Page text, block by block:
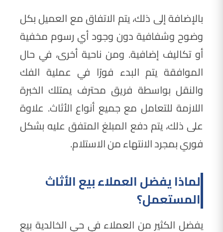
بالإضافة إلى ذلك، يتم الاتفاق مع العميل بكل
وضوح وشفافية دون وجود أي رسوم مخفية
أو تكاليف إضافية. ومن ناحية أخرى، في حال
الموافقة يتم البدء فورًا في عملية الفك
والنقل بواسطة فريق محترف يمتلك الخبرة
اللازمة للتعامل مع جميع أنواع الأثاث. علاوة
على ذلك، يتم دفع المبلغ المتفق عليه بشكل
فوري بمجرد الانتهاء من الاستلام.
لماذا يفضل العملاء بيع الأثاث
المستعمل؟
يفضل الكثير من العملاء في حي الخالدية بيع